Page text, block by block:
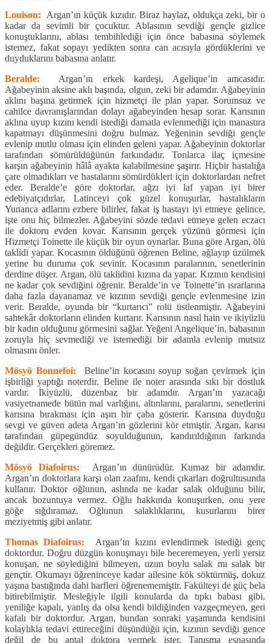
Louison: Argan’ın küçük kızıdır. Biraz haylaz, oldukça zeki, bir o
kadar da sevimli bir çocuktur. Ablasının sevdiği gençle gizlice
konuştuklarını, ablası tembihlediği için önce babasına söylemek
istemez, fakat sopayı yedikten sonra can acısıyla gördüklerini ve
duyduklarını babasına anlatır.
Beralde: Argan’ın erkek kardeşi, Agelique’in amcasıdır.
Ağabeyinin aksine aklı başında, olgun, zeki bir adamdır. Ağabeyinin
aklını başına getirmek için hizmetçi ile plan yapar. Sorumsuz ve
cahilce davranışlarından dolayı ağabeyinden hesap sorar. Karısının
aklına uyup kızını kendi istediği damatla evlenmediği için manastıra
kapatmayı düşünmesini doğru bulmaz. Yeğeninin sevdiği gençle
evlenip mutlu olması için elinden geleni yapar. Ağabeyinin doktorlar
tarafından sömürüldüğünün farkındadır. Tonlarca ilaç içmesine
karşın ağabeyinin hâlâ ayakta kalabilmesine şaşırır. Hiçbir hastalığa
çare olmadıkları ve hastalarını sömürdükleri için doktorlardan nefret
eder. Beralde’e göre doktorlar, ağzı iyi laf yapan iyi birer
edebiyatçıdırlar, Latinceyi çok güzel konuşurlar, hastalıkların
Yunanca adlarını ezbere bilirler, fakat iş hastayı iyi etmeye gelince,
işte onu hiç bilmezler. Ağabeyini sözde tedavi etmeye gelen eczacı
ile doktoru evden kovar. Karısının gerçek yüzünü görmesi için
Hizmetçi Toinette ile küçük bir oyun oynarlar. Buna göre Argan, ölü
taklidi yapar. Kocasının öldüğünü öğrenen Beline, ağlayıp üzülmek
yerine bu duruma çok sevinir. Kocasının paralarının, senetlerinin
derdine düşer. Argan, ölü taklidini kızına da yapar. Kızının kendisini
ne kadar çok sevdiğini öğrenir. Beralde’in ve Toinette’in ısrarlarına
daha fazla dayanamaz ve kızının sevdiği gençle evlenmesine izin
verir. Beralde, oyunda bir “kurtarıcı” rolü üstlenmiştir. Ağabeyini
sahtekâr doktorların elinden kurtarır. Karısının nasıl hain ve ikiyüzlü
bir kadın olduğunu görmesini sağlar. Yeğeni Angelique’in, babasının
zoruyla hiç sevmediği ve istemediği bir adamla evlenip mutsuz
olmasını önler.
Mösyö Bonnefoi: Beline’in kocasını soyup soğan çevirmek için
işbirliği yaptığı noterdir. Beline ile noter arasında sıkı bir dostluk
vardır. İkiyüzlü, düzenbaz bir adamdır. Argan’ın yazacağı
vasiyetnamede bütün mal varlığını, altınlarını, paralarını, senetlerini
karısına bırakması için aşırı bir çaba gösterir. Karısına duyduğu
sevgi ve güven adeta Argan’ın gözlerini kör etmiştir. Argan, karısı
tarafından güpegündüz soyulduğunun, kandırıldığının farkında
değildir. Gerçekleri göremez.
Mösyö Diafoirus: Argan’ın dünürüdür. Kurnaz bir adamdır.
Argan’ın doktorlara karşı olan zaafını, kendi çıkarları doğrultusunda
kullanır. Doktor oğlunun, aslında ne kadar salak olduğunu bilir,
ancak bozuntuya vermez. Oğlu hakkında konuşurken, onu yere
göğe sığdıramaz. Oğlunun salaklıklarını, kusurlarını birer
meziyetmiş gibi anlatır.
Thomas Diafoirus: Argan’ın kızını evlendirmek istediği genç
doktordur. Doğru düzgün konuşmayı bile beceremeyen, yerli yersiz
konuşan, ne söylediğini bilmeyen, uzun boylu salak mı salak bir
gençtir. Okumayı öğreninceye kadar ailesine kök söktürmüş, dokuz
yaşına bastığında dahi harfleri öğrenememiştir. Fakülteyi de güç bela
bitirebilmiştir. Mesleğiyle ilgili konularda da tıpkı babası gibi,
yeniliğe kapalı, yanlış da olsa kendi bildiğinden vazgeçmeyen, geri
kafalı bir doktordur. Argan, bundan sonraki yaşamında kendisini
kolaylıkla tedavi ettireceğini düşündüğü için, kızının sevdiği gence
değil de bu aptal doktora vermek ister. Tanışma esnasında